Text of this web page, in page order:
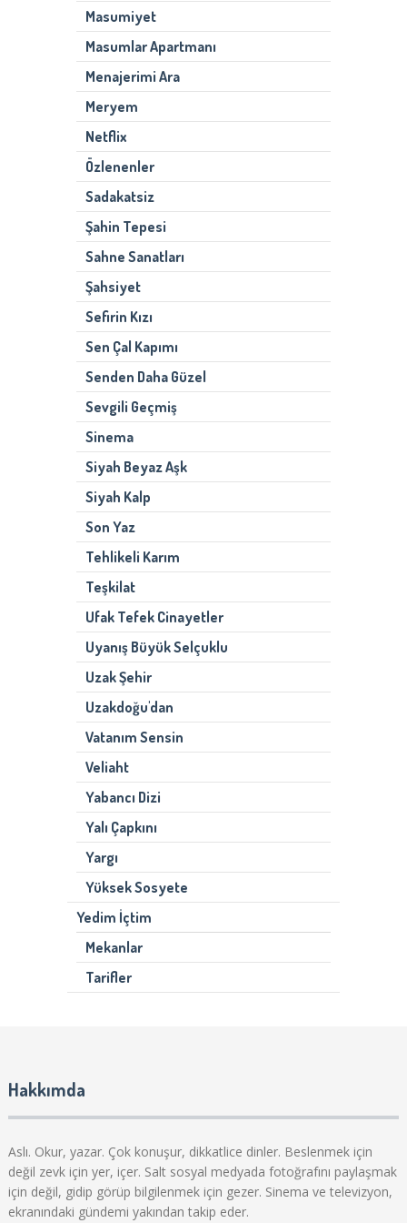
Masumiyet
Masumlar Apartmanı
Menajerimi Ara
Meryem
Netflix
Özlenenler
Sadakatsiz
Şahin Tepesi
Sahne Sanatları
Şahsiyet
Sefirin Kızı
Sen Çal Kapımı
Senden Daha Güzel
Sevgili Geçmiş
Sinema
Siyah Beyaz Aşk
Siyah Kalp
Son Yaz
Tehlikeli Karım
Teşkilat
Ufak Tefek Cinayetler
Uyanış Büyük Selçuklu
Uzak Şehir
Uzakdoğu'dan
Vatanım Sensin
Veliaht
Yabancı Dizi
Yalı Çapkını
Yargı
Yüksek Sosyete
Yedim İçtim
Mekanlar
Tarifler
Hakkımda
Aslı. Okur, yazar. Çok konuşur, dikkatlice dinler. Beslenmek için
değil zevk için yer, içer. Salt sosyal medyada fotoğrafını paylaşmak
için değil, gidip görüp bilgilenmek için gezer. Sinema ve televizyon,
ekranındaki gündemi yakından takip eder.